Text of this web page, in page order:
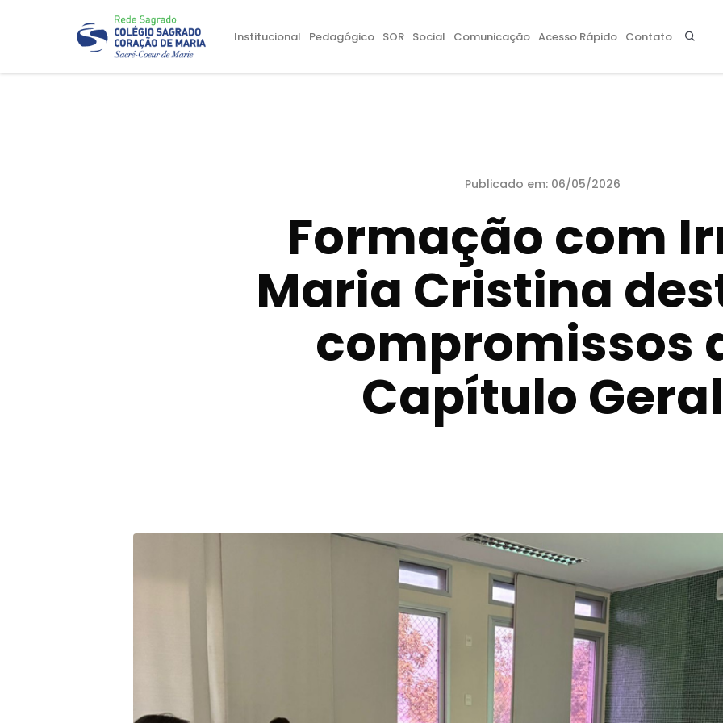
Institucional Pedagógico SOR Social Comunicação Acesso Rápido Contato
Publicado em: 06/05/2026
Formação com
Maria Cristina
compromissos
Capítulo Geral